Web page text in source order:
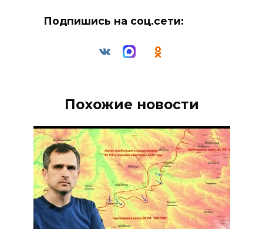
Подпишись на соц.сети:
Похожие новости